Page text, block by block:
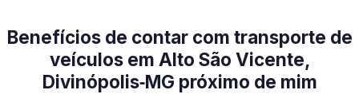
Benefícios de contar com transporte de
veículos em Alto São Vicente,
Divinópolis‑MG próximo de mim